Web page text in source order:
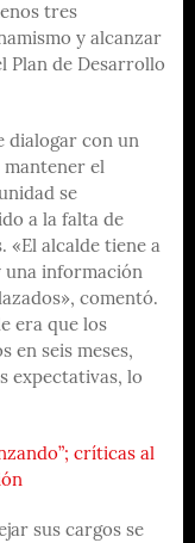
tres
y alcanzar
Plan de Desarrollo
dialogar con un
el
se
a la falta de
«El alcalde tiene a
una información
comentó.
era que los
en seis meses,
expectativas, lo
críticas al
sus cargos se